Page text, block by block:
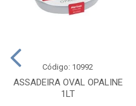
ASSADEIRA OVAL OPALINE
1LT
Código: 10992